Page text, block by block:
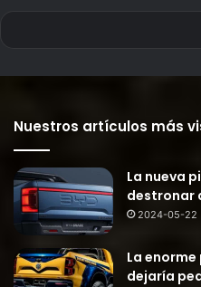
Nuestros artículos más
La nueva
destronar
2024-05-22
La
dejaría